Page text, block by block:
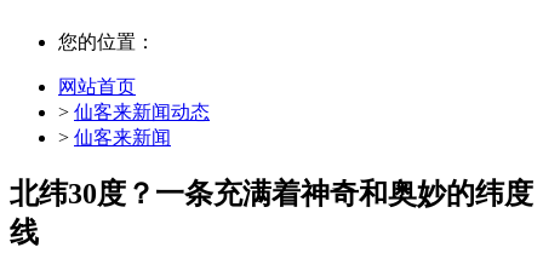
您的位置：
网站首页
> 仙客来新闻动态
> 仙客来新闻
北纬30度？一条充满着神奇和奥妙的纬度
线